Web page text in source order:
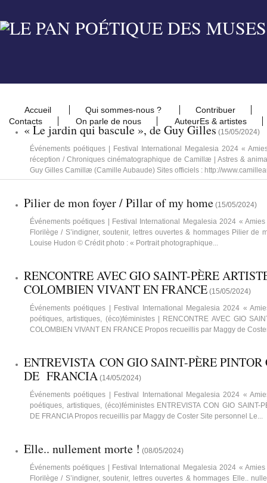
Accueil Qui sommes-nous ?
Contribuer
Contacts
On parle de nous AuteurEs & artistes
« Le jardin qui bascule », de Guy Gilles (15/05/2024)
Événements poétiques | Festival International Megalesia 2024 «
réception / Chroniques cinématographique de Camillæ | Astres &
Guy Gilles Camillæ (Camille Aubaude) Sites officiels : http://
Pilier de mon foyer / Pillar of my home (15/05/2024)
Événements poétiques | Festival International Megalesia 2024 «
Florilège / S’indigner, soutenir, lettres ouvertes & hommages Pilier de
Louise Hudon © Crédit photo : « Portrait photographique...
RENCONTRE AVEC GIO SAINT-PÈRE
COLOMBIEN VIVANT EN FRANCE (15/05/2024)
Événements poétiques | Festival International Megalesia 2024 «
poétiques, artistiques, (éco)féministes | RENCONTRE AVEC GIO
COLOMBIEN VIVANT EN FRANCE Propos recueillis par Maggy de
ENTREVISTA CON GIO SAINT-PÈRE
DE FRANCIA (14/05/2024)
Événements poétiques | Festival International Megalesia 2024 «
poétiques, artistiques, (éco)féministes ENTREVISTA CON GIO SAINT-
DE FRANCIA Propos recueillis par Maggy de Coster Site personnel Le...
Elle.. nullement morte ! (08/05/2024)
Événements poétiques | Festival International Megalesia 2024 «
Florilège / S’indigner, soutenir, lettres ouvertes & hommages Elle..